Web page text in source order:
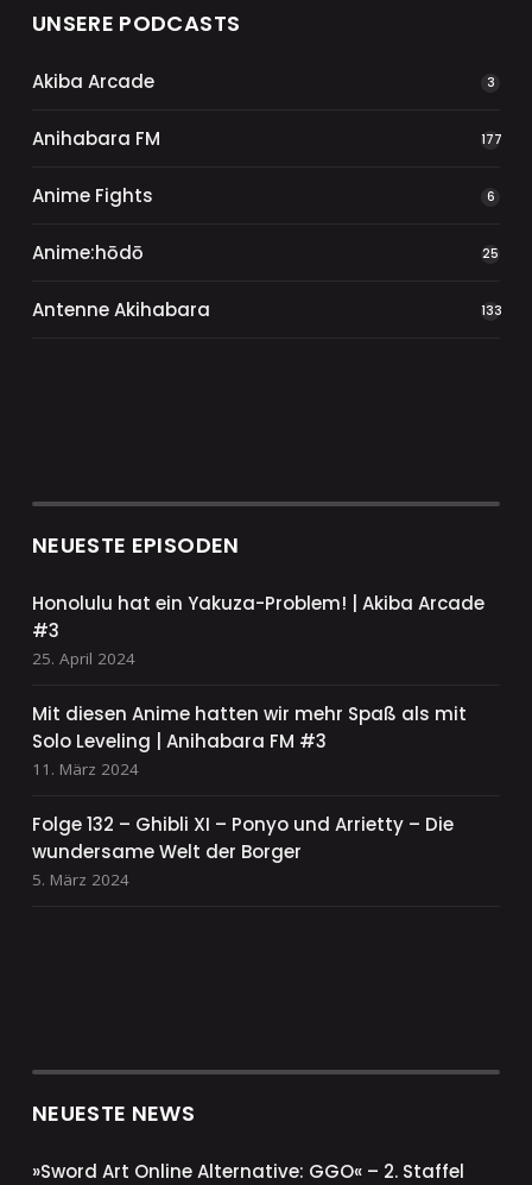
UNSERE PODCASTS
Akiba Arcade 3
Anihabara FM 177
Anime Fights 6
Anime:hōdō 25
Antenne Akihabara 133
NEUESTE EPISODEN
Honolulu hat ein Yakuza-Problem! | Akiba Arcade
#3
25. April 2024
Mit diesen Anime hatten wir mehr Spaß als mit
Solo Leveling | Anihabara FM #3
11. März 2024
Folge 132 – Ghibli XI – Ponyo und Arrietty – Die
wundersame Welt der Borger
5. März 2024
NEUESTE NEWS
»Sword Art Online Alternative: GGO« – 2. Staffel